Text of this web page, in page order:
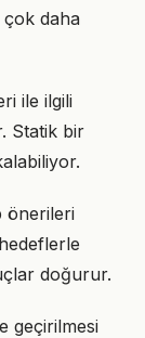
daha
ile ilgili
Statik bir
önerileri
doğurur.
geçirilmesi